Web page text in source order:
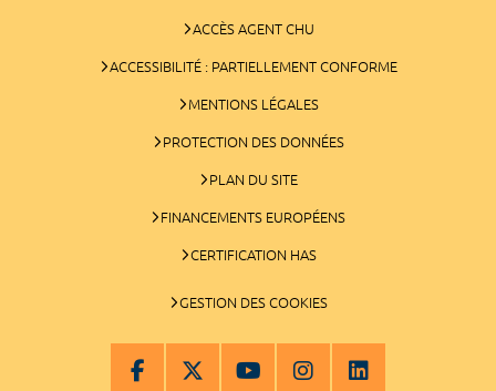
ACCÈS AGENT CHU
ACCESSIBILITÉ : PARTIELLEMENT CONFORME
MENTIONS LÉGALES
PROTECTION DES DONNÉES
PLAN DU SITE
FINANCEMENTS EUROPÉENS
CERTIFICATION HAS
GESTION DES COOKIES